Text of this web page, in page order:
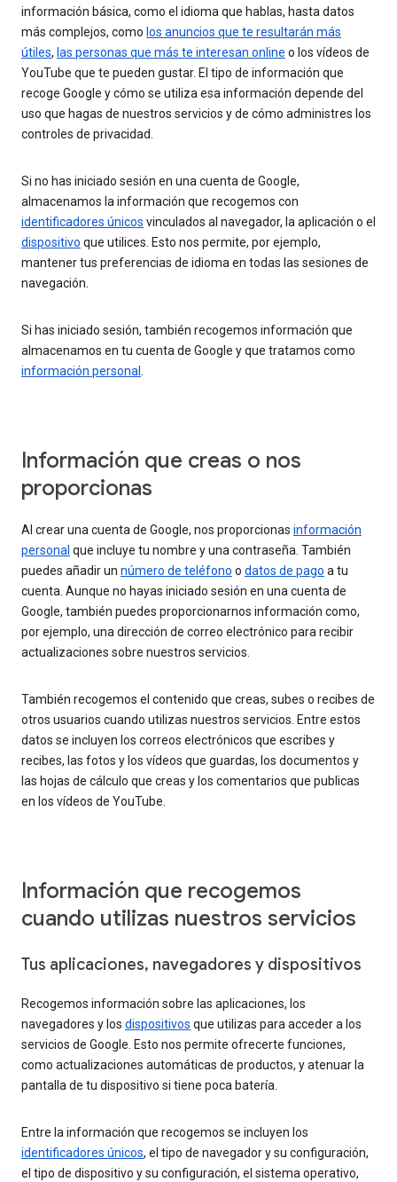
información básica, como el idioma que hablas, hasta datos
más complejos, como los anuncios que te resultarán más
útiles, las personas que más te interesan online o los vídeos de
YouTube que te pueden gustar. El tipo de información que
recoge Google y cómo se utiliza esa información depende del
uso que hagas de nuestros servicios y de cómo administres los
controles de privacidad.
Si no has iniciado sesión en una cuenta de Google,
almacenamos la información que recogemos con
identificadores únicos vinculados al navegador, la aplicación o el
dispositivo que utilices. Esto nos permite, por ejemplo,
mantener tus preferencias de idioma en todas las sesiones de
navegación.
Si has iniciado sesión, también recogemos información que
almacenamos en tu cuenta de Google y que tratamos como
información personal.
Información que creas o nos
proporcionas
Al crear una cuenta de Google, nos proporcionas información
personal que incluye tu nombre y una contraseña. También
puedes añadir un número de teléfono o datos de pago a tu
cuenta. Aunque no hayas iniciado sesión en una cuenta de
Google, también puedes proporcionarnos información como,
por ejemplo, una dirección de correo electrónico para recibir
actualizaciones sobre nuestros servicios.
También recogemos el contenido que creas, subes o recibes de
otros usuarios cuando utilizas nuestros servicios. Entre estos
datos se incluyen los correos electrónicos que escribes y
recibes, las fotos y los vídeos que guardas, los documentos y
las hojas de cálculo que creas y los comentarios que publicas
en los vídeos de YouTube.
Información que recogemos
cuando utilizas nuestros servicios
Tus aplicaciones, navegadores y dispositivos
Recogemos información sobre las aplicaciones, los
navegadores y los dispositivos que utilizas para acceder a los
servicios de Google. Esto nos permite ofrecerte funciones,
como actualizaciones automáticas de productos, y atenuar la
pantalla de tu dispositivo si tiene poca batería.
Entre la información que recogemos se incluyen los
identificadores únicos, el tipo de navegador y su configuración,
el tipo de dispositivo y su configuración, el sistema operativo,